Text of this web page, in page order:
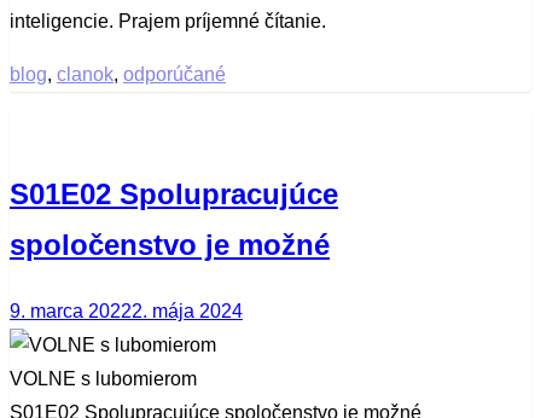
inteligencie. Prajem príjemné čítanie.
blog, clanok, odporúčané
S01E02 Spolupracujúce
spoločenstvo je možné
Posted
on
9. marca 20222. mája 2024
VOLNE s lubomierom
S01E02 Spolupracujúce spoločenstvo je možné